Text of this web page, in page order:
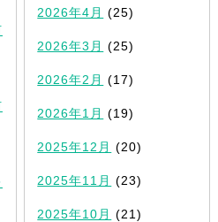
2026年4月 (25)
2026年3月 (25)
2026年2月 (17)
2026年1月 (19)
2025年12月 (20)
2025年11月 (23)
2025年10月 (21)